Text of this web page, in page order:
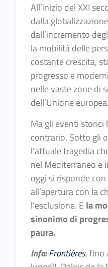
All’inizio del XXI
dalla
dall’incremento
la mobilità delle
costante crescita,
progresso e
nelle vaste zone di
dell’Unione europea.
Ma gli eventi
contrario. Sotto gli
l’attuale tragedia
nel Mediterraneo e
oggi si risponde
all’apertura con la
l’esclusione. E la
sinonimo di
paura.
Info:Frontières, fino